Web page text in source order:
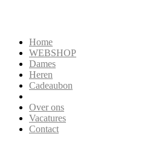
Home
WEBSHOP
Dames
Heren
Cadeaubon
Over ons
Vacatures
Contact